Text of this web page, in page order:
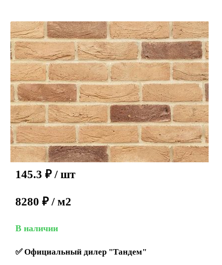
145.3 ₽ / шт
8280 ₽ / м2
В наличии
✅Официальный дилер "Тандем"